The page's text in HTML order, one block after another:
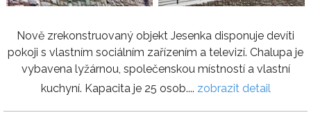
Nově zrekonstruovaný objekt Jesenka disponuje devíti
pokoji s vlastním sociálním zařízením a televizí. Chalupa je
vybavena lyžárnou, společenskou místností a vlastní
kuchyní. Kapacita je 25 osob.... zobrazit detail